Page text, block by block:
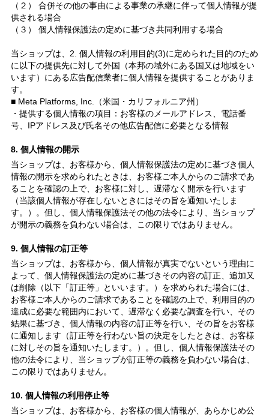
（２） 合併その他の事由による事業の承継に伴って個人情報が提
供される場合
（３） 個人情報保護法の定めに基づき共同利用する場合
当ショップは、2. 個人情報の利用目的(3)に定められた目的のため
に以下の提供先に対して外国（本邦の域外にある国又は地域をい
います）にある広告配信業者に個人情報を提供することがありま
す。
■ Meta Platforms, Inc.（米国・カリフォルニア州）
・提供する個人情報の項目：お客様のメールアドレス、電話番
号、IPアドレス及び氏名その他広告配信に必要となる情報
8. 個人情報の開示
当ショップは、お客様から、個人情報保護法の定めに基づき個人
情報の開示を求められたときは、お客様ご本人からのご請求であ
ることを確認の上で、お客様に対し、遅滞なく開示を行います
（当該個人情報が存在しないときにはその旨を通知いたしま
す。）。但し、個人情報保護法その他の法令により、当ショップ
が開示の義務を負わない場合は、この限りではありません。
9. 個人情報の訂正等
当ショップは、お客様から、個人情報が真実でないという理由に
よって、個人情報保護法の定めに基づきその内容の訂正、追加又
は削除（以下「訂正等」といいます。）を求められた場合には、
お客様ご本人からのご請求であることを確認の上で、利用目的の
達成に必要な範囲内において、遅滞なく必要な調査を行い、その
結果に基づき、個人情報の内容の訂正等を行い、その旨をお客様
に通知します（訂正等を行わない旨の決定をしたときは、お客様
に対しその旨を通知いたします。）。但し、個人情報保護法その
他の法令により、当ショップが訂正等の義務を負わない場合は、
この限りではありません。
10. 個人情報の利用停止等
当ショップは、お客様から、お客様の個人情報が、あらかじめ公